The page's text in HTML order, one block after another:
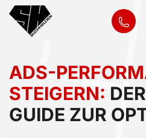
ADS-
STEIGERN:
GUIDE ZUR